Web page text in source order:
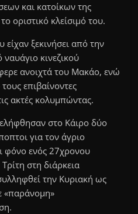
και κατοίκων της
οριστικό κλείσιμό του.
είχαν ξεκινήσει από την
κινεζικού
ανοιχτά του Μακάο, ενώ
επιβαίνοντες
ακτές κολυμπώντας.
στο Κάιρο δύο
για τον άγριο
φόνο ενός 27χρονου
στη διάρκεια
την Κυριακή ως
«παράνομη»